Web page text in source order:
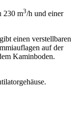
230 m3/h und einer
einen verstellbaren
auf der
Kaminboden.